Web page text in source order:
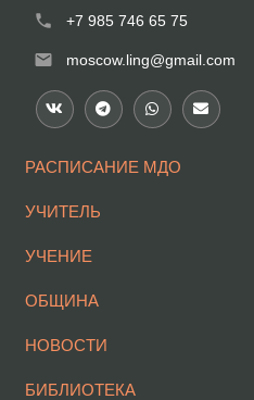
phone +7 985 746 65 75
mail moscow.ling@gmail.com
РАСПИСАНИЕ МДО
УЧИТЕЛЬ
УЧЕНИЕ
ОБЩИНА
НОВОСТИ
БИБЛИОТЕКА